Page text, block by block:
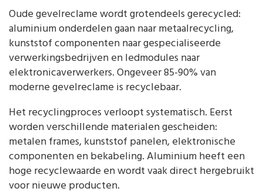
Oude gevelreclame wordt grotendeels gerecycled:
aluminium onderdelen gaan naar metaalrecycling,
kunststof componenten naar gespecialiseerde
verwerkingsbedrijven en ledmodules naar
elektronicaverwerkers. Ongeveer 85-90% van
moderne gevelreclame is recyclebaar.
Het recyclingproces verloopt systematisch. Eerst
worden verschillende materialen gescheiden:
metalen frames, kunststof panelen, elektronische
componenten en bekabeling. Aluminium heeft een
hoge recyclewaarde en wordt vaak direct hergebruikt
voor nieuwe producten.